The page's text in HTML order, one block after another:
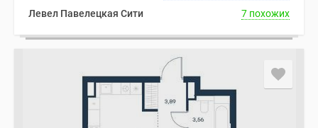
Левел Павелецкая Сити
7 похожих